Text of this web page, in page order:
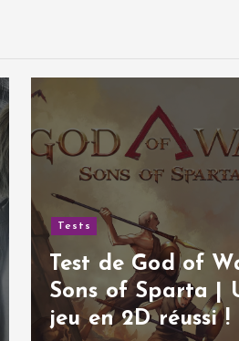
Tests
Test de Hail to the
Rainbow | Une
aventure post-
apocalyptique
excellente !